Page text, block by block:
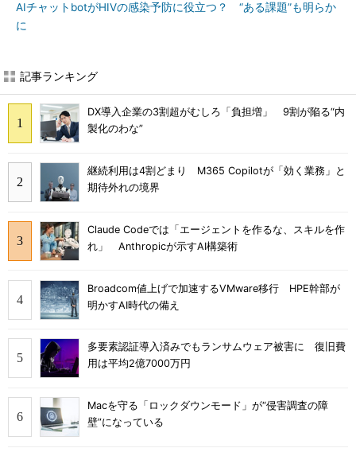
AIチャットbotがHIVの感染予防に役立つ？ “ある課題”も明らか
に
記事ランキング
DX導入企業の3割超がむしろ「負担増」 9割が陥る“内
製化のわな”
継続利用は4割どまり M365 Copilotが「効く業務」と
期待外れの境界
Claude Codeでは「エージェントを作るな、スキルを作
れ」 Anthropicが示すAI構築術
Broadcom値上げで加速するVMware移行 HPE幹部が
明かすAI時代の備え
多要素認証導入済みでもランサムウェア被害に 復旧費
用は平均2億7000万円
Macを守る「ロックダウンモード」が“侵害調査の障
壁”になっている